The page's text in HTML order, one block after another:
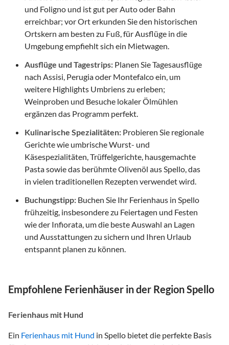
und Foligno und ist gut per Auto oder Bahn
erreichbar; vor Ort erkunden Sie den historischen
Ortskern am besten zu Fuß, für Ausflüge in die
Umgebung empfiehlt sich ein Mietwagen.
Ausflüge und Tagestrips: Planen Sie Tagesausflüge
nach Assisi, Perugia oder Montefalco ein, um
weitere Highlights Umbriens zu erleben;
Weinproben und Besuche lokaler Ölmühlen
ergänzen das Programm perfekt.
Kulinarische Spezialitäten: Probieren Sie regionale
Gerichte wie umbrische Wurst- und
Käsespezialitäten, Trüffelgerichte, hausgemachte
Pasta sowie das berühmte Olivenöl aus Spello, das
in vielen traditionellen Rezepten verwendet wird.
Buchungstipp: Buchen Sie Ihr Ferienhaus in Spello
frühzeitig, insbesondere zu Feiertagen und Festen
wie der Infiorata, um die beste Auswahl an Lagen
und Ausstattungen zu sichern und Ihren Urlaub
entspannt planen zu können.
Empfohlene Ferienhäuser in der Region Spello
Ferienhaus mit Hund
Ein Ferienhaus mit Hund in Spello bietet die perfekte Basis